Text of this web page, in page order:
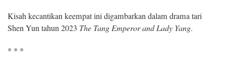
Kisah kecantikan keempat ini digambarkan dalam drama tari
Shen Yun tahun 2023 The Tang Emperor and Lady Yang.
* * *